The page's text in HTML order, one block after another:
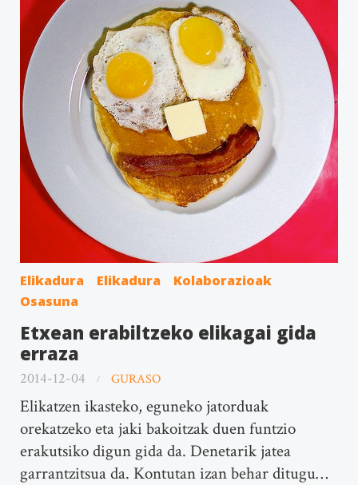
Elikadura Elikadura
Kolaborazioak
Osasuna
Etxean erabiltzeko elikagai gida
erraza
2014-12-04 GURASO
Elikatzen ikasteko, eguneko jatorduak
orekatzeko eta jaki bakoitzak duen funtzio
erakutsiko digun gida da. Denetarik jatea
garrantzitsua da. Kontutan izan behar ditugu…